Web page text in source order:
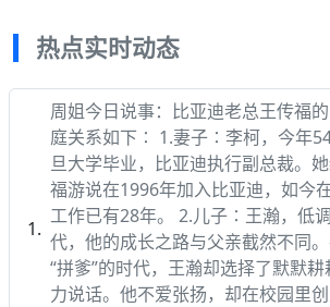
热点实时动态
周姐今日说事：比亚迪老总王传福
庭关系如下∶ 1.妻子∶李柯，今年
旦大学毕业，比亚迪执行副总裁。
福游说在1996年加入比亚迪，如今
工作已有28年。 2.儿子∶王瀚，低
代，他的成长之路与父亲截然不同
“拼爹”的时代，王瀚却选择了默默
力说话。他不爱张扬，却在校园里